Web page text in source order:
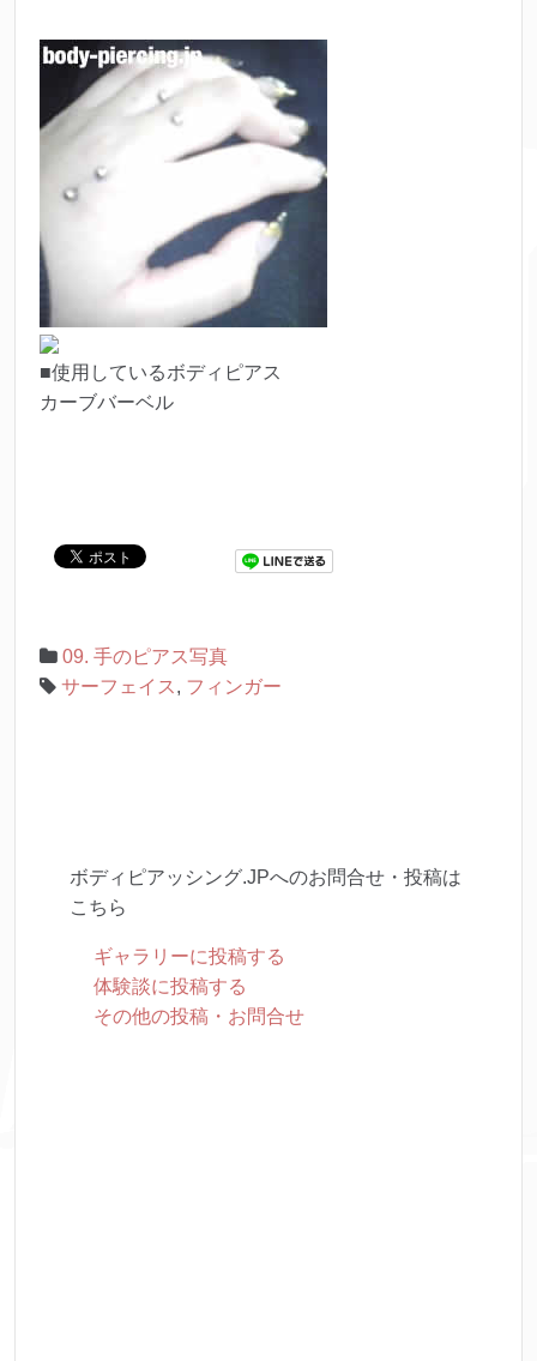
■使用しているボディピアス
カーブバーベル
09. 手のピアス写真
サーフェイス , フィンガー
ボディピアッシング.JPへのお問合せ・投稿は
こちら
ギャラリーに投稿する
体験談に投稿する
その他の投稿・お問合せ